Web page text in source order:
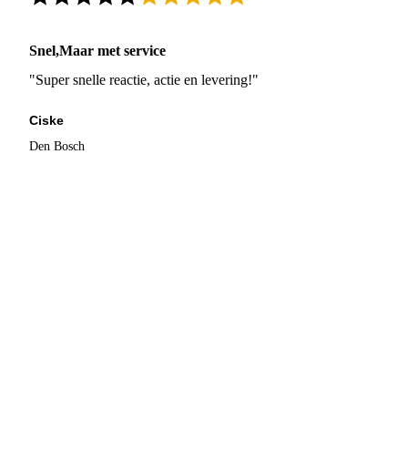
Snel,Maar met service
"Super snelle reactie, actie en levering!"
Ciske
Den Bosch